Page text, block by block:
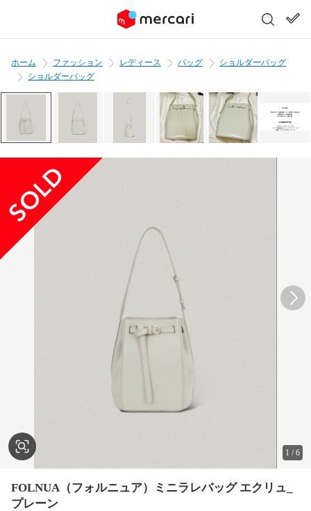
ホーム ファッション レディース バッグ
ショルダーバッグ
ショルダーバッグ
1 /6
FOLNUA（フォルニュア）ミニラレバッグ エクリュ_
プレーン